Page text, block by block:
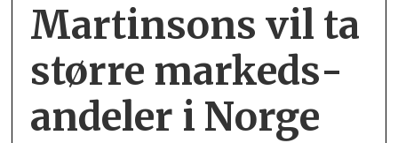
Martinsons vil ta
større markeds­
andeler i Norge